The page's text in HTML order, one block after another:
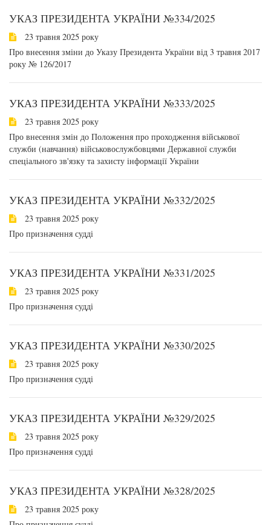
УКАЗ ПРЕЗИДЕНТА УКРАЇНИ №334/2025
23 травня 2025 року
Про внесення зміни до Указу Президента України від 3 травня 2017
року № 126/2017
УКАЗ ПРЕЗИДЕНТА УКРАЇНИ №333/2025
23 травня 2025 року
Про внесення змін до Положення про проходження військової
служби (навчання) військовослужбовцями Державної служби
спеціального зв'язку та захисту інформації України
УКАЗ ПРЕЗИДЕНТА УКРАЇНИ №332/2025
23 травня 2025 року
Про призначення судді
УКАЗ ПРЕЗИДЕНТА УКРАЇНИ №331/2025
23 травня 2025 року
Про призначення судді
УКАЗ ПРЕЗИДЕНТА УКРАЇНИ №330/2025
23 травня 2025 року
Про призначення судді
УКАЗ ПРЕЗИДЕНТА УКРАЇНИ №329/2025
23 травня 2025 року
Про призначення судді
УКАЗ ПРЕЗИДЕНТА УКРАЇНИ №328/2025
23 травня 2025 року